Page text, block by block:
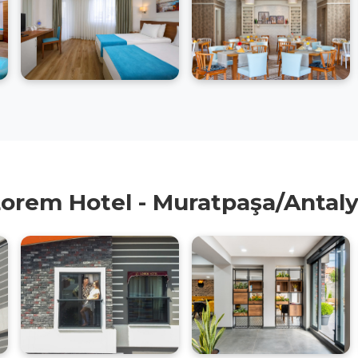
Hotel - Muratpaşa/